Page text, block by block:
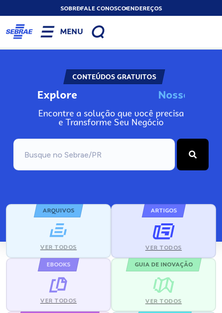
SOBREFALE CONOSCOENDEREÇOS
MENU
CONTEÚDOS GRATUITOS
Explore Nosso
Encontre a solução que você precisa
e Transforme Seu Negócio
ARQUIVOS
VER TODOS
ARTIGOS
VER TODOS
EBOOKS
VER TODOS
GUIA DE INOVAÇÃO
VER TODOS